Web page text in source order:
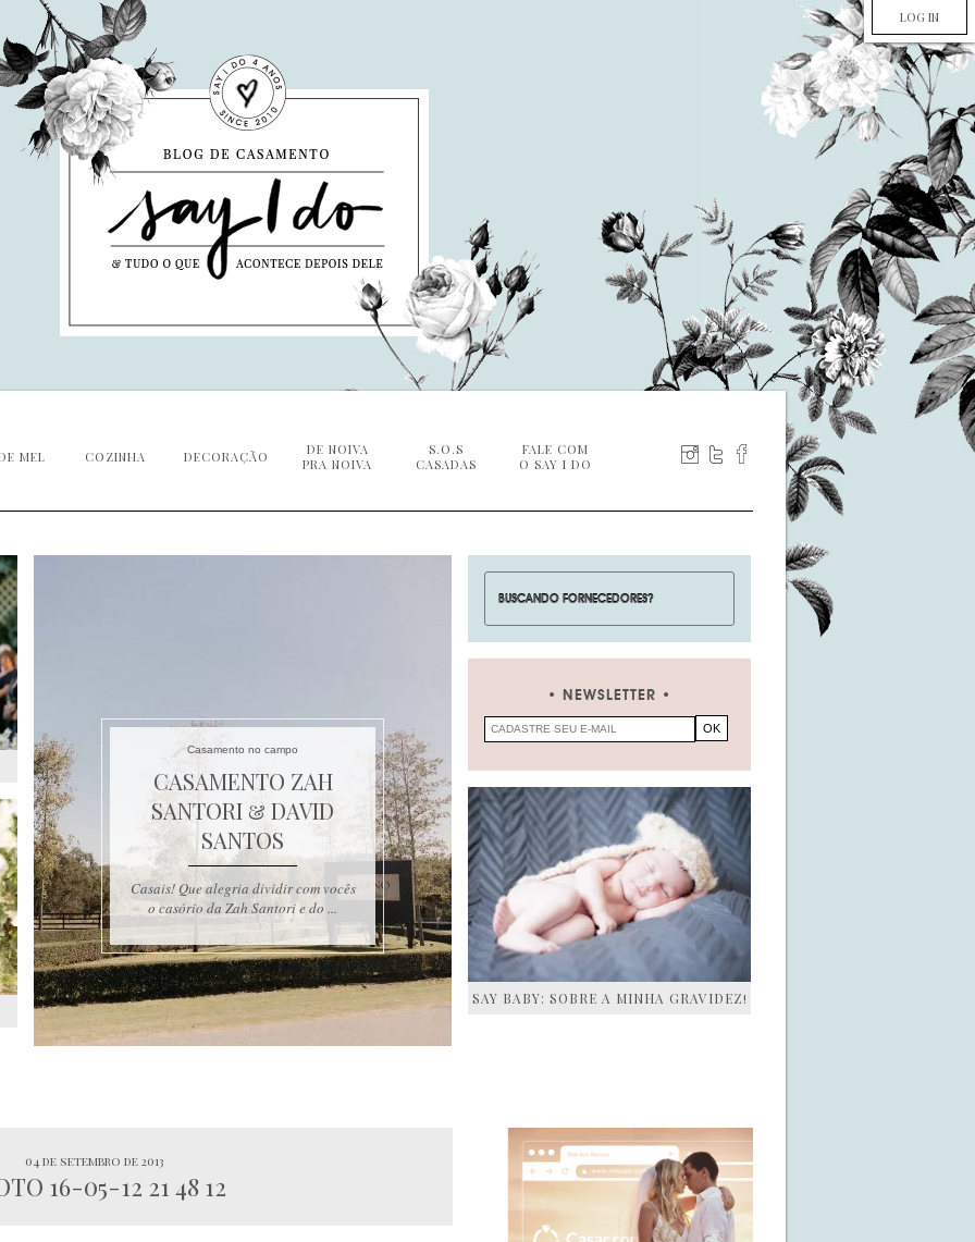
LOG IN
MEL COZINHA DECORAÇÃO
DE NOIVA
PRA NOIVA
S.O.S
CASADAS
FALE COM
O SAY I DO
Casamento no campo
CASAMENTO ZAH
SANTORI & DAVID
SANTOS
Casais! Que alegria dividir com vocês
o casório da Zah Santori e do ...
NEWSLETTER
SAY BABY: SOBRE A MINHA GRAVIDEZ!
04 de setembro de 2013
16-05-12 21 48 12
SIDEBAR